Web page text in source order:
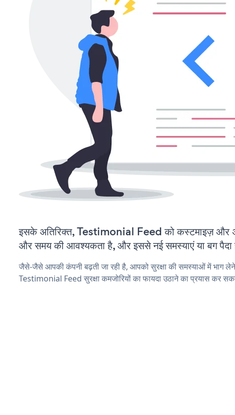
इसके अतिरिक्त, Testimonial Feed को कस्टमाइज़ और
और समय की आवश्यकता है, और इससे नई समस्याएं या बग पैदा
जैसे-जैसे आपकी कंपनी बढ़ती जा रही है, आपको सुरक्षा की समस्याओं में भाग
Testimonial Feed सुरक्षा कमजोरियों का फायदा उठाने का प्रयास कर